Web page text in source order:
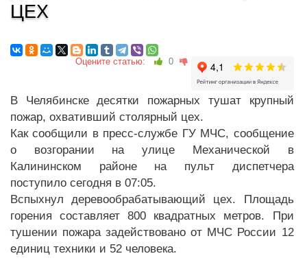
ЦЕХ
Оцените статью: 0
В Челябинске десятки пожарных тушат крупный
пожар, охвативший столярный цех.
Как сообщили в пресс-службе ГУ МЧС, сообщение
о возгорании на улице Механической в
Калининском районе на пульт диспетчера
поступило сегодня в 07:05.
Вспыхнул деревообрабатывающий цех. Площадь
горения составляет 800 квадратных метров. При
тушении пожара задействовано от МЧС России 12
единиц техники и 52 человека.